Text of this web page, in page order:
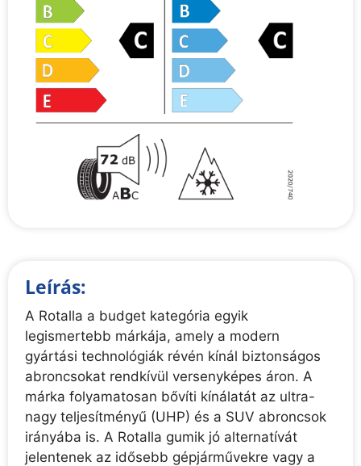
Leírás:
A Rotalla a budget kategória egyik
legismertebb márkája, amely a modern
gyártási technológiák révén kínál biztonságos
abroncsokat rendkívül versenyképes áron. A
márka folyamatosan bővíti kínálatát az ultra-
nagy teljesítményű (UHP) és a SUV abroncsok
irányába is. A Rotalla gumik jó alternatívát
jelentenek az idősebb gépjárművekre vagy a